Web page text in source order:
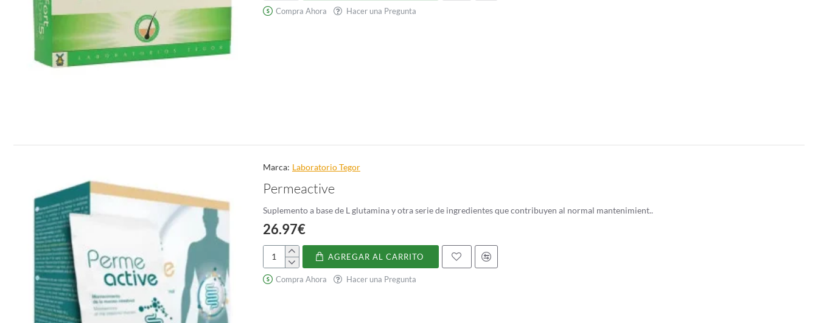
5
Compra Ahora Hacer una Pregunta
Marca: Laboratorio Tegor
Permeactive
Suplemento a base de L glutamina y otra serie de ingredientes que contribuyen al normal mantenimient..
26.97€
Permeactive
AGREGAR AL CARRITO
Compra Ahora Hacer una Pregunta